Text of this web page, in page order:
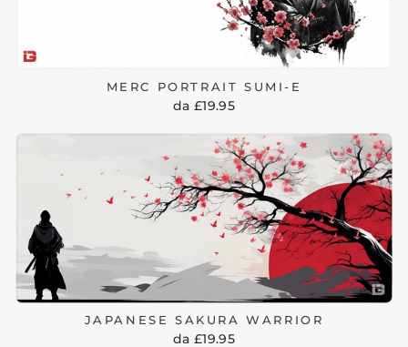
MERC PORTRAIT SUMI-E
da £19.95
JAPANESE SAKURA WARRIOR
da £19.95